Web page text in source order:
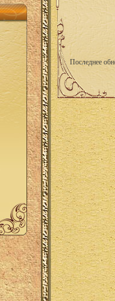
Последнее